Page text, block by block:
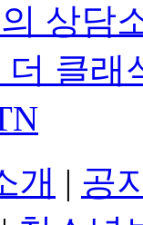
상담
더 클래
개 | 공